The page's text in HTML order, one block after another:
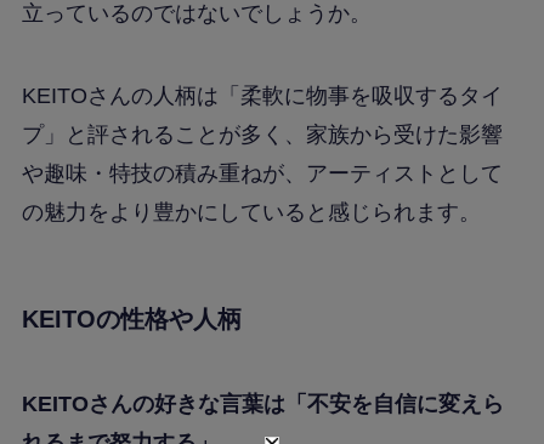
立っているのではないでしょうか。
KEITOさんの人柄は「柔軟に物事を吸収するタイ
プ」と評されることが多く、家族から受けた影響
や趣味・特技の積み重ねが、アーティストとして
の魅力をより豊かにしていると感じられます。
KEITOの性格や人柄
KEITOさんの好きな言葉は「不安を自信に変えら